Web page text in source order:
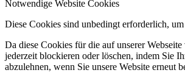
Notwendige Website Cookies
Diese Cookies sind unbedingt erforderlich,
Da diese Cookies für die auf unserer
jederzeit blockieren oder löschen, indem Sie
abzulehnen, wenn Sie unsere Website erneut